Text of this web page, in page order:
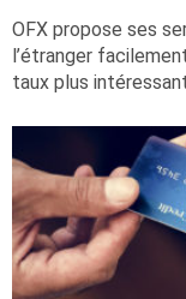
OFX propose ses
l’étranger
taux plus